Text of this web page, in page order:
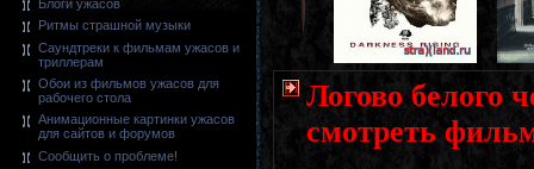
Блоги ужасов
Ритмы страшной музыки
Саундтреки к фильмам ужасов и
триллерам
Обои из фильмов ужасов для
рабочего стола
Анимационные картинки ужасов
для сайтов и форумов
Сообщить о проблеме!
Логово белого
смотреть